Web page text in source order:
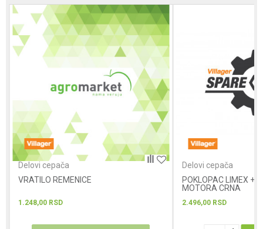
Poruka
POŠALJI
Delovi cepača
VRATILO REMENICE
1.248,00 RSD
Delovi cepača
POKLOPAC LIMEX +
MOTORA CRNA
2.496,00 RSD